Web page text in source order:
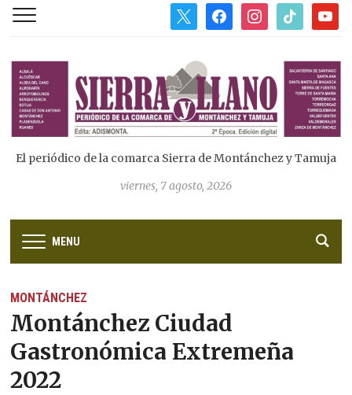
facebookinstagram
tiktok
El periódico de la comarca Sierra de Montánchez y Tamuja
viernes, 7 agosto, 2026
MENU
MONTÁNCHEZ
Montánchez Ciudad
Gastronómica Extremeña
2022